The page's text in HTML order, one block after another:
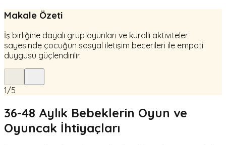
Makale Özeti
İş birliğine dayalı grup oyunları ve kurallı aktiviteler
sayesinde çocuğun sosyal iletişim becerileri ile empati
duygusu güçlendirilir.
1/5
36-48 Aylık Bebeklerin Oyun ve
Oyuncak İhtiyaçları